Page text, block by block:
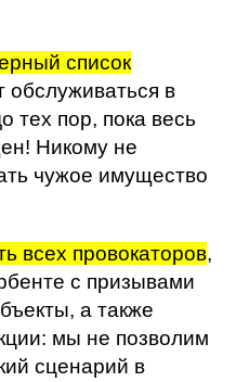
список
обслуживаться в
тех пор, пока весь
Никому не
чужое имущество
всех провокаторов,
с призывами
а также
мы не позволим
сценарий в